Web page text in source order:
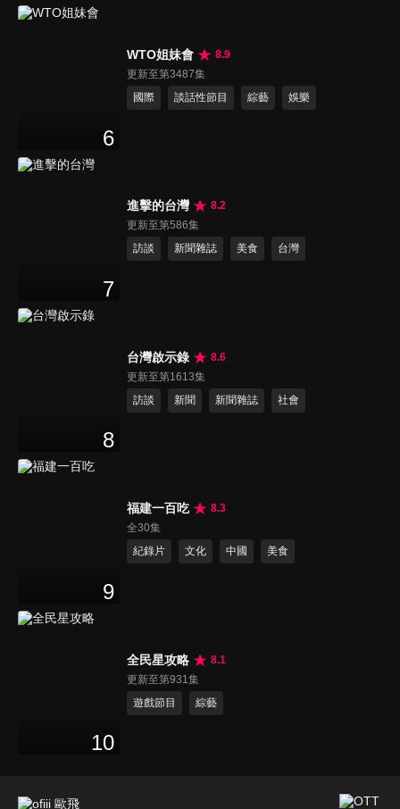
6
WTO姐妹會
8.9
更新至第3487集
國際
談話性節目 綜藝 娛樂
7
進擊的台灣
8.2
更新至第586集
訪談
新聞雜誌 美食 台灣
8
台灣啟示錄
8.6
更新至第1613集
訪談
新聞 新聞雜誌 社會
9
福建一百吃
8.3
全30集
紀錄片
文化 中國 美食
10
全民星攻略
8.1
更新至第931集
遊戲節目
綜藝